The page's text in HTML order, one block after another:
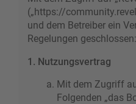
(„https://
und dem Betreiber ein
Regelungen geschlossen:
1. Nutzungsvertrag
Mit dem Zugriff
Folgenden „das